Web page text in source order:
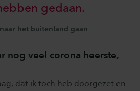
gedaan.
het buitenland gaan
nog veel corona heerste,
dat ik toch heb doorgezet en